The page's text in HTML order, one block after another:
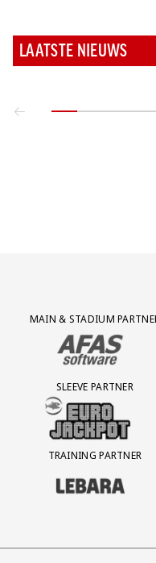
LAATSTE NIEUWS
Partner Logos Grid
MAIN & STADIUM
BEZOEK ONZE MAIN
SLEEVE PARTNER
BEZOEK ONZE SLEEVE
TRAINING PARTNER
BEZOEK ONZE